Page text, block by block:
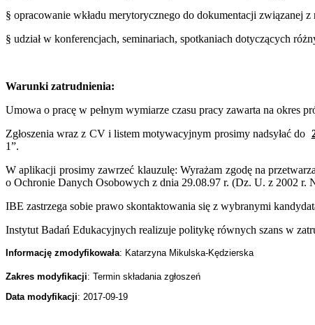
§ opracowanie wkładu merytorycznego do dokumentacji związanej
§ udział w konferencjach, seminariach, spotkaniach dotyczących
Warunki zatrudnienia:
Umowa o pracę w pełnym wymiarze czasu pracy zawarta na okres
Zgłoszenia wraz z CV i listem motywacyjnym prosimy nadsyłać do
1”.
W aplikacji prosimy zawrzeć klauzulę: Wyrażam zgodę na
o Ochronie Danych Osobowych z dnia 29.08.97 r. (Dz. U. z 2002 r.
IBE zastrzega sobie prawo skontaktowania się z wybranymi
Instytut Badań Edukacyjnych realizuje politykę równych szans w
Informację zmodyfikowała: Katarzyna Mikulska-Kędzierska
Zakres modyfikacji: Termin składania zgłoszeń
Data modyfikacji: 2017-09-19